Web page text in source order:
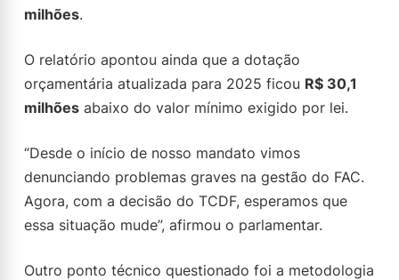
milhões.
O relatório apontou ainda que a dotação
orçamentária atualizada para 2025 ficou R$ 30,1
milhões abaixo do valor mínimo exigido por lei.
“Desde o início de nosso mandato vimos
denunciando problemas graves na gestão do FAC.
Agora, com a decisão do TCDF, esperamos que
essa situação mude”, afirmou o parlamentar.
Outro ponto técnico questionado foi a metodologia